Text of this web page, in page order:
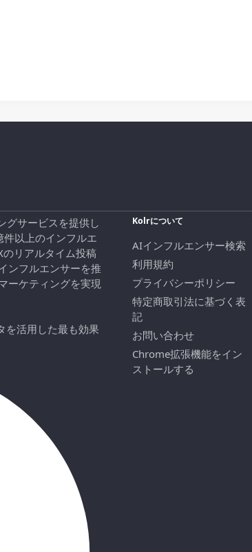
グサービスを提供し
以上のインフルエ
リアルタイム投稿
ンフルエンサーを推
ーケティングを実現
を活用した最も効果
Kolrについて
AIインフルエンサー検索
利用規約
プライバシーポリシー
特定商取引法に基づく表
記
お問い合わせ
Chrome拡張機能をイン
ストールする